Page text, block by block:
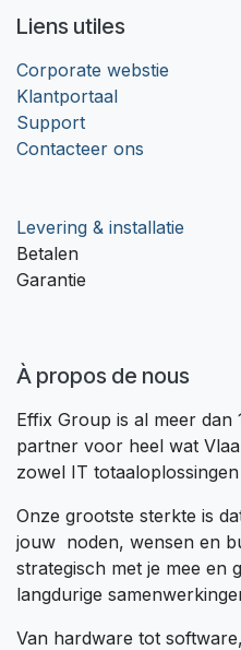
Liens utiles
Corporate webstie
Klantportaal
Support
Contacteer ons
Levering & installatie
Betalen
Garantie
À propos de nous
Effix Group is al meer
partner voor heel wat
zowel IT
Onze grootste sterkte is
jouw noden, wensen en
strategisch met je mee en
langdurige
Van hardware tot